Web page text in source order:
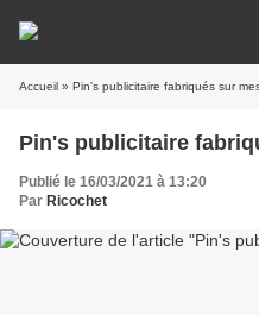
Accueil » Pin's publicitaire fabriqués sur
Pin's publicitaire
Publié le 16/03/2021 à 13:20
Par Ricochet